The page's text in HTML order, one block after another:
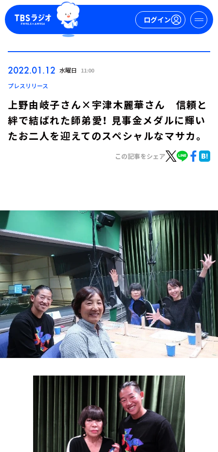
ログイン
TBS Podcast
イベント・グッズ
YouTube
会社情報
2022.01.12 水曜日 11:00
プレスリリース
上野由岐子さん×宇津木麗華さん 信頼と
絆で結ばれた師弟愛！ 見事金メダルに輝い
たお二人を迎えてのスペシャルなマサカ。
この記事をシェア